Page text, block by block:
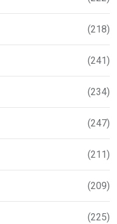
(218)
(241)
(234)
(247)
(211)
(209)
(225)